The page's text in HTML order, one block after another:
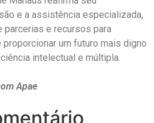
e a assistência especializada,
parcerias e recursos para
um futuro mais digno
intelectual e múltipla.
Apae